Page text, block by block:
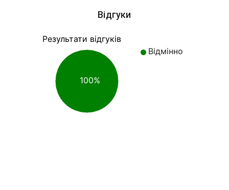
Відгуки
Результати відгуків
Відмінно
100%